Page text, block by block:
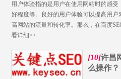
用户体验指的是用户在使用网站时的感
好程度等。良好的用户体验可以提高用
高网站的流量和转化率。那么，在百度
看详细>>
[10]许昌
么操作？